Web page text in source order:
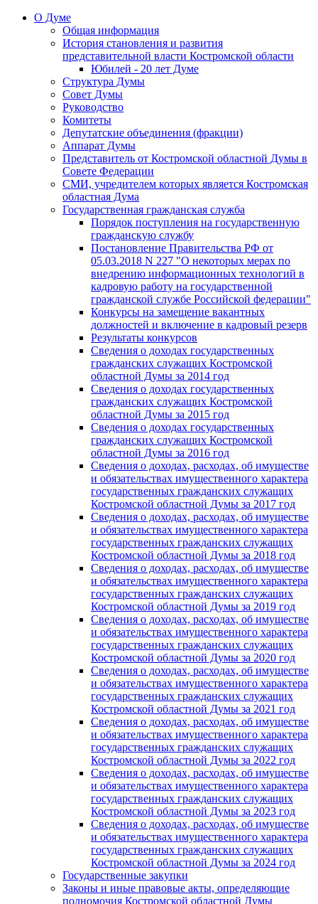
О Думе
Общая информация
История становления и развития
представительной власти Костромской области
Юбилей - 20 лет Думе
Структура Думы
Совет Думы
Руководство
Комитеты
Депутатские объединения (фракции)
Аппарат Думы
Представитель от Костромской областной Думы в
Совете Федерации
СМИ, учредителем которых является Костромская
областная Дума
Государственная гражданская служба
Порядок поступления на государственную
гражданскую службу
Постановление Правительства РФ от
05.03.2018 N 227 "О некоторых мерах по
внедрению информационных технологий в
кадровую работу на государственной
гражданской службе Российской федерации"
Конкурсы на замещение вакантных
должностей и включение в кадровый резерв
Результаты конкурсов
Сведения о доходах государственных
гражданских служащих Костромской
областной Думы за 2014 год
Сведения о доходах государственных
гражданских служащих Костромской
областной Думы за 2015 год
Сведения о доходах государственных
гражданских служащих Костромской
областной Думы за 2016 год
Сведения о доходах, расходах, об имуществе
и обязательствах имущественного характера
государственных гражданских служащих
Костромской областной Думы за 2017 год
Сведения о доходах, расходах, об имуществе
и обязательствах имущественного характера
государственных гражданских служащих
Костромской областной Думы за 2018 год
Сведения о доходах, расходах, об имуществе
и обязательствах имущественного характера
государственных гражданских служащих
Костромской областной Думы за 2019 год
Сведения о доходах, расходах, об имуществе
и обязательствах имущественного характера
государственных гражданских служащих
Костромской областной Думы за 2020 год
Сведения о доходах, расходах, об имуществе
и обязательствах имущественного характера
государственных гражданских служащих
Костромской областной Думы за 2021 год
Сведения о доходах, расходах, об имуществе
и обязательствах имущественного характера
государственных гражданских служащих
Костромской областной Думы за 2022 год
Сведения о доходах, расходах, об имуществе
и обязательствах имущественного характера
государственных гражданских служащих
Костромской областной Думы за 2023 год
Сведения о доходах, расходах, об имуществе
и обязательствах имущественного характера
государственных гражданских служащих
Костромской областной Думы за 2024 год
Государственные закупки
Законы и иные правовые акты, определяющие
полномочия Костромской областной Думы